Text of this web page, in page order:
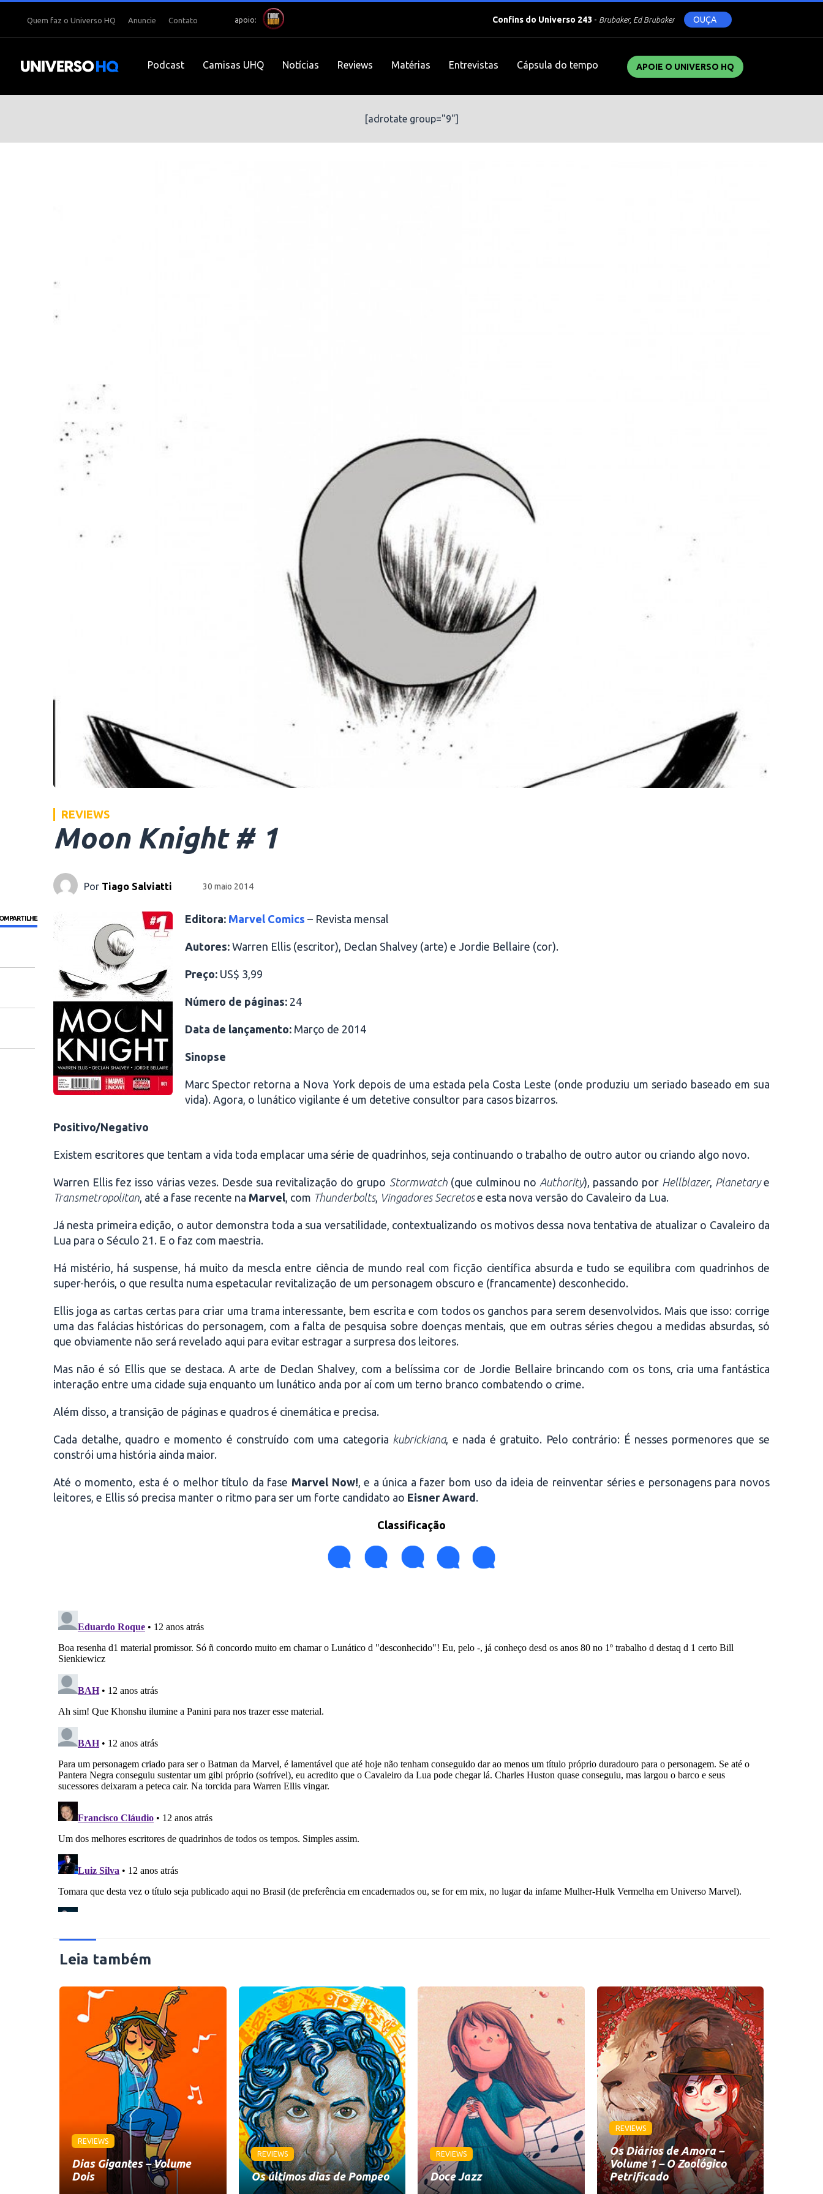
Quem faz o Universo HQ Anuncie Contato apoio: Confins do Universo 243 - Brubaker, Ed Brubaker OUÇA
Podcast Camisas UHQ Notícias Reviews Matérias Entrevistas Cápsula do tempo APOIE O UNIVERSO HQ
[adrotate group="9"]
REVIEWS
Moon Knight # 1
Por Tiago Salviatti 30 maio 2014
Editora: Marvel Comics – Revista mensal
Autores: Warren Ellis (escritor), Declan Shalvey (arte) e Jordie Bellaire (cor).
Preço: US$ 3,99
Número de páginas: 24
Data de lançamento: Março de 2014
Sinopse
Marc Spector retorna a Nova York depois de uma estada pela Costa Leste (onde produziu um seriado baseado em sua
vida). Agora, o lunático vigilante é um detetive consultor para casos bizarros.
Positivo/Negativo
Existem escritores que tentam a vida toda emplacar uma série de quadrinhos, seja continuando o trabalho de outro autor ou criando algo novo.
Warren Ellis fez isso várias vezes. Desde sua revitalização do grupo Stormwatch(que culminou no Authority), passando por Hellblazer, Planetarye
Transmetropolitan, até a fase recente na Marvel, com Thunderbolts, Vingadores Secretose esta nova versão do Cavaleiro da Lua.
Já nesta primeira edição, o autor demonstra toda a sua versatilidade, contextualizando os motivos dessa nova tentativa de atualizar o Cavaleiro da
Lua para o Século 21. E o faz com maestria.
Há mistério, há suspense, há muito da mescla entre ciência de mundo real com ficção científica absurda e tudo se equilibra com quadrinhos de
super-heróis, o que resulta numa espetacular revitalização de um personagem obscuro e (francamente) desconhecido.
Ellis joga as cartas certas para criar uma trama interessante, bem escrita e com todos os ganchos para serem desenvolvidos. Mais que isso: corrige
uma das falácias históricas do personagem, com a falta de pesquisa sobre doenças mentais, que em outras séries chegou a medidas absurdas, só
que obviamente não será revelado aqui para evitar estragar a surpresa dos leitores.
Mas não é só Ellis que se destaca. A arte de Declan Shalvey, com a belíssima cor de Jordie Bellaire brincando com os tons, cria uma fantástica
interação entre uma cidade suja enquanto um lunático anda por aí com um terno branco combatendo o crime.
Além disso, a transição de páginas e quadros é cinemática e precisa.
Cada detalhe, quadro e momento é construído com uma categoria kubrickiana, e nada é gratuito. Pelo contrário: É nesses pormenores que se
constrói uma história ainda maior.
Até o momento, esta é o melhor título da fase Marvel Now!, e a única a fazer bom uso da ideia de reinventar séries e personagens para novos
leitores, e Ellis só precisa manter o ritmo para ser um forte candidato ao Eisner Award .
Classificação
Leia também
REVIEWS
Dias Gigantes – Volume
Dois
REVIEWS
Os últimos dias de Pompeo
REVIEWS
Doce Jazz
REVIEWS
Os Diários de Amora –
Volume 1 – O Zoológico
Petrificado